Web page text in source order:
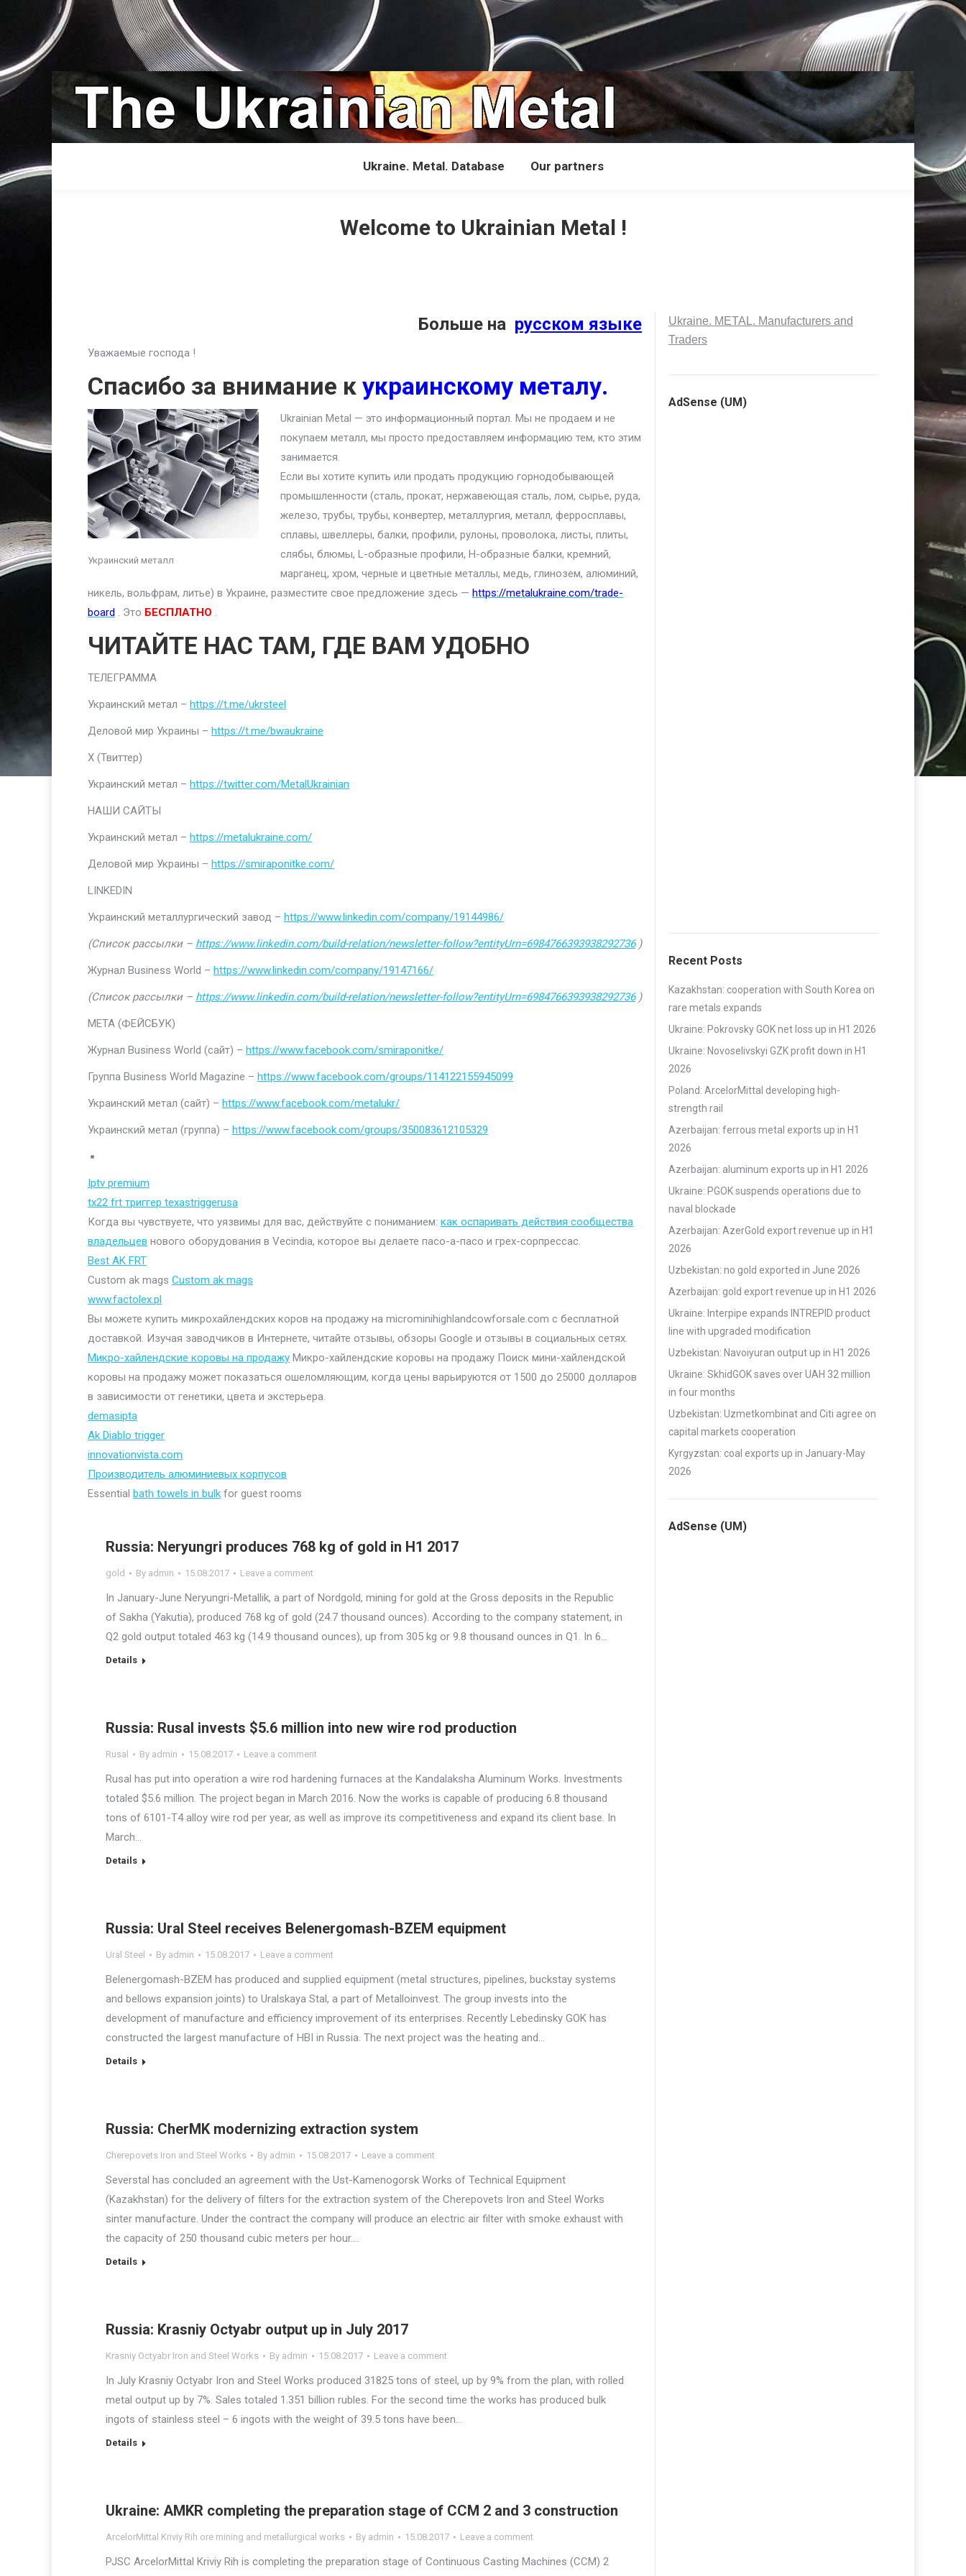
Ukraine. Metal. Database Our partners
Welcome to Ukrainian Metal !
Больше на русском языке
Уважаемые господа !
Спасибо за внимание к украинскому металу.
Украинский металл
Ukrainian Metal — это информационный портал. Мы не продаем и не
покупаем металл, мы просто предоставляем информацию тем, кто этим
занимается.
Если вы хотите купить или продать продукцию горнодобывающей
промышленности (сталь, прокат, нержавеющая сталь, лом, сырье, руда,
железо, трубы, трубы, конвертер, металлургия, металл, ферросплавы,
сплавы, швеллеры, балки, профили, рулоны, проволока, листы, плиты,
слябы, блюмы, L-образные профили, H-образные балки, кремний,
марганец, хром, черные и цветные металлы, медь, глинозем, алюминий,
никель, вольфрам, литье) в Украине, разместите свое предложение здесь — https://metalukraine.com/trade-
board . Это БЕСПЛАТНО .
ЧИТАЙТЕ НАС ТАМ, ГДЕ ВАМ УДОБНО
ТЕЛЕГРАММА
Украинский метал – https://t.me/ukrsteel
Деловой мир Украины – https://t.me/bwaukraine
Х (Твиттер)
Украинский метал – https://twitter.com/MetalUkrainian
НАШИ САЙТЫ
Украинский метал – https://metalukraine.com/
Деловой мир Украины – https://smiraponitke.com/
LINKEDIN
Украинский металлургический завод – https://www.linkedin.com/company/19144986/
(Список рассылки – https://www.linkedin.com/build-relation/newsletter-follow?entityUrn=6984766393938292736)
Журнал Business World – https://www.linkedin.com/company/19147166/
(Список рассылки – https://www.linkedin.com/build-relation/newsletter-follow?entityUrn=6984766393938292736)
МЕТА (ФЕЙСБУК)
Журнал Business World (сайт) – https://www.facebook.com/smiraponitke/
Группа Business World Magazine – https://www.facebook.com/groups/114122155945099
Украинский метал (сайт) – https://www.facebook.com/metalukr/
Украинский метал (группа) – https://www.facebook.com/groups/350083612105329
Iptv premium
tx22 frt триггер texastriggerusa
Когда вы чувствуете, что уязвимы для вас, действуйте с пониманием: как оспаривать действия сообщества
владельцев нового оборудования в Vecindia, которое вы делаете пасо-а-пасо и грех-сорпрессас.
Best AK FRT
Custom ak mags Custom ak mags
www.factolex.pl
Вы можете купить микрохайлендских коров на продажу на microminihighlandcowforsale.com с бесплатной
доставкой. Изучая заводчиков в Интернете, читайте отзывы, обзоры Google и отзывы в социальных сетях.
Микро-хайлендские коровы на продажу Микро-хайлендские коровы на продажу Поиск мини-хайлендской
коровы на продажу может показаться ошеломляющим, когда цены варьируются от 1500 до 25000 долларов
в зависимости от генетики, цвета и экстерьера.
demasipta
Ak Diablo trigger
innovationvista.com
Производитель алюминиевых корпусов
Essential bath towels in bulk for guest rooms
Russia: Neryungri produces 768 kg of gold in H1 2017
gold By admin 15.08.2017 Leave a comment
In January-June Neryungri-Metallik, a part of Nordgold, mining for gold at the Gross deposits in the Republic
of Sakha (Yakutia), produced 768 kg of gold (24.7 thousand ounces). According to the company statement, in
Q2 gold output totaled 463 kg (14.9 thousand ounces), up from 305 kg or 9.8 thousand ounces in Q1. In 6…
Details
Russia: Rusal invests $5.6 million into new wire rod production
Rusal By admin 15.08.2017 Leave a comment
Rusal has put into operation a wire rod hardening furnaces at the Kandalaksha Aluminum Works. Investments
totaled $5.6 million. The project began in March 2016. Now the works is capable of producing 6.8 thousand
tons of 6101-T4 alloy wire rod per year, as well as improve its competitiveness and expand its client base. In
March…
Details
Russia: Ural Steel receives Belenergomash-BZEM equipment
Ural Steel By admin 15.08.2017 Leave a comment
Belenergomash-BZEM has produced and supplied equipment (metal structures, pipelines, buckstay systems
and bellows expansion joints) to Uralskaya Stal, a part of Metalloinvest. The group invests into the
development of manufacture and efficiency improvement of its enterprises. Recently Lebedinsky GOK has
constructed the largest manufacture of HBI in Russia. The next project was the heating and…
Details
Russia: CherMK modernizing extraction system
Cherepovets Iron and Steel Works By admin 15.08.2017 Leave a comment
Severstal has concluded an agreement with the Ust-Kamenogorsk Works of Technical Equipment
(Kazakhstan) for the delivery of filters for the extraction system of the Cherepovets Iron and Steel Works
sinter manufacture. Under the contract the company will produce an electric air filter with smoke exhaust with
the capacity of 250 thousand cubic meters per hour.…
Details
Russia: Krasniy Octyabr output up in July 2017
Krasniy Octyabr Iron and Steel Works By admin 15.08.2017 Leave a comment
In July Krasniy Octyabr Iron and Steel Works produced 31825 tons of steel, up by 9% from the plan, with rolled
metal output up by 7%. Sales totaled 1.351 billion rubles. For the second time the works has produced bulk
ingots of stainless steel – 6 ingots with the weight of 39.5 tons have been…
Details
Ukraine: AMKR completing the preparation stage of CCM 2 and 3 construction
ArcelorMittal Kriviy Rih ore mining and metallurgical works By admin 15.08.2017 Leave a comment
PJSC ArcelorMittal Kriviy Rih is completing the preparation stage of Continuous Casting Machines (CCM) 2
Ukraine. METAL. Manufacturers and
Traders
AdSense (UM)
Recent Posts
Kazakhstan: cooperation with South Korea on
rare metals expands
Ukraine: Pokrovsky GOK net loss up in H1 2026
Ukraine: Novoselivskyi GZK profit down in H1
2026
Poland: ArcelorMittal developing high-
strength rail
Azerbaijan: ferrous metal exports up in H1
2026
Azerbaijan: aluminum exports up in H1 2026
Ukraine: PGOK suspends operations due to
naval blockade
Azerbaijan: AzerGold export revenue up in H1
2026
Uzbekistan: no gold exported in June 2026
Azerbaijan: gold export revenue up in H1 2026
Ukraine: Interpipe expands INTREPID product
line with upgraded modification
Uzbekistan: Navoiyuran output up in H1 2026
Ukraine: SkhidGOK saves over UAH 32 million
in four months
Uzbekistan: Uzmetkombinat and Citi agree on
capital markets cooperation
Kyrgyzstan: coal exports up in January-May
2026
AdSense (UM)